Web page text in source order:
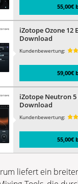
55,00€
iZotope Ozone 12
Download
Kundenbewertung:
59,00€
iZotope Neutron 5
Download
Kundenbewertung:
55,00€
liefert ein